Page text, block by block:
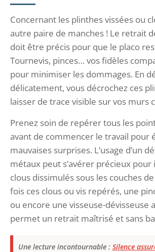
Concernant les plinthes vissées ou
autre paire de manches ! Le retrait
doit être précis pour que le placo
Tournevis, pinces… vos fidèles
pour minimiser les dommages. En
délicatement, vous décrochez ces
laisser de trace visible sur vos murs
Prenez soin de repérer tous les
avant de commencer le travail pour
mauvaises surprises. L’usage d’un
métaux peut s’avérer précieux
clous dissimulés sous les couches
fois ces clous ou vis repérés, une
ou encore une visseuse-dévisseuse
permet un retrait maîtrisé et sans
Une lecture incontournable : Silence